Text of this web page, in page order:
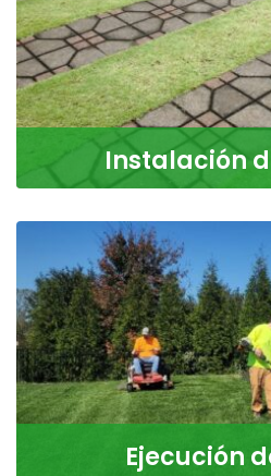
Instalación
tanto de gramilla como
LEER MÁS
Ejecución